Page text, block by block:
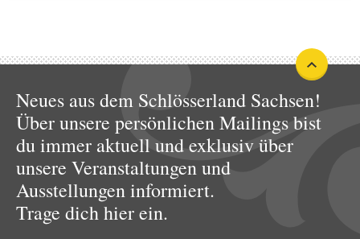
Neues aus dem Schlösserland Sachsen!
Über unsere persönlichen Mailings bist
du immer aktuell und exklusiv über
unsere Veranstaltungen und
Ausstellungen informiert.
Trage dich hier ein.